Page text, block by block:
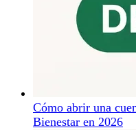
Cómo abrir una
Bienestar en 2026